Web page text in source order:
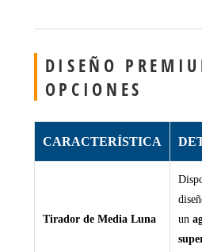
DISEÑO
OPCIONES
CARACTERÍSTICA
Tirador de Media Luna
un